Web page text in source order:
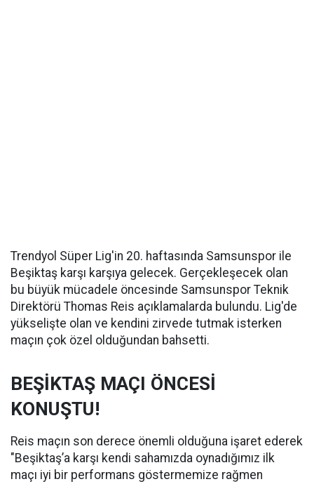
Trendyol Süper Lig'in 20. haftasında Samsunspor ile
Beşiktaş karşı karşıya gelecek. Gerçekleşecek olan
bu büyük mücadele öncesinde Samsunspor Teknik
Direktörü Thomas Reis açıklamalarda bulundu. Lig'de
yükselişte olan ve kendini zirvede tutmak isterken
maçın çok özel olduğundan bahsetti.
BEŞİKTAŞ MAÇI ÖNCESİ
KONUŞTU!
Reis maçın son derece önemli olduğuna işaret ederek
"Beşiktaş’a karşı kendi sahamızda oynadığımız ilk
maçı iyi bir performans göstermemize rağmen